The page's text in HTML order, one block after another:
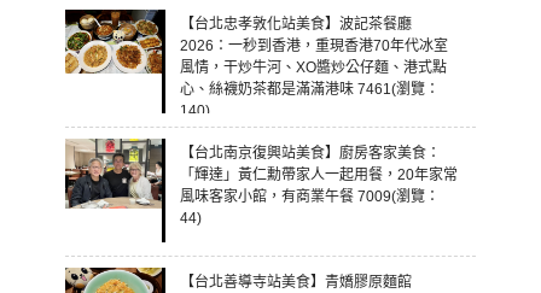
【台北忠孝敦化站美食】波記茶餐廳
2026：一秒到香港，重現香港70年代冰室
風情，干炒牛河、XO醬炒公仔麵、港式點
心、絲襪奶茶都是滿滿港味 7461(瀏覽：
140)
【台北南京復興站美食】廚房客家美食：
「輝達」黃仁勳帶家人一起用餐，20年家常
風味客家小館，有商業午餐 7009(瀏覽：
44)
【台北善導寺站美食】青嬌膠原麵館